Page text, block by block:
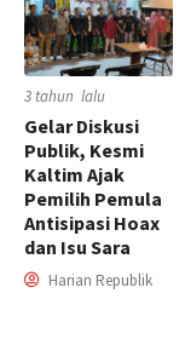
3 tahun lalu
Gelar Diskusi
Publik, Kesmi
Kaltim Ajak
Pemilih Pemula
Antisipasi Hoax
dan Isu Sara
Harian Republik